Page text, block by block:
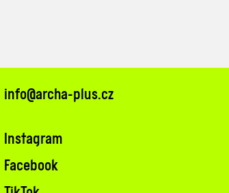
info@archa-plus.cz
Instagram
Facebook